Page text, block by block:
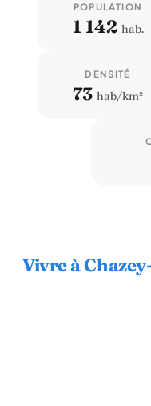
POPULATION
1 142 hab.
DENSITÉ
73 hab/km²
Vivre à